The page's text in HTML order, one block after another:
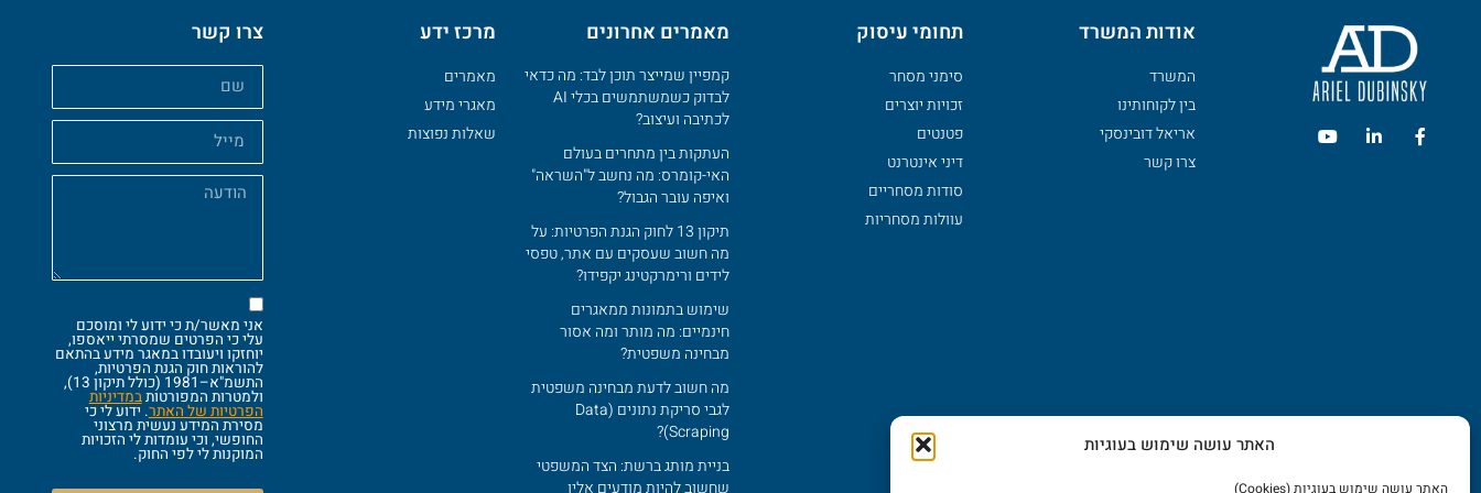
האתר עושה שימוש בעוגיות
האתר עושה שימוש בעוגיות (Cookies)
אודות המשרד
המשרד
בין לקוחותינו
אריאל דובינסקי
צרו קשר
תחומי עיסוק
סימני מסחר
זכויות יוצרים
פטנטים
דיני אינטרנט
סודות מסחריים
עוולות מסחריות
מאמרים אחרונים
קמפיין שמייצר תוכן לבד: מה כדאי
לבדוק כשמשתמשים בכלי AI
לכתיבה ועיצוב?
העתקות בין מתחרים בעולם
האי-קומרס: מה נחשב ל"השראה"
ואיפה עובר הגבול?
תיקון 13 לחוק הגנת הפרטיות: על
מה חשוב שעסקים עם אתר‚ טפסי
לידים ורימרקטינג יקפידו?
שימוש בתמונות ממאגרים
חינמיים: מה מותר ומה אסור
מבחינה משפטית?
מה חשוב לדעת מבחינה משפטית
לגבי סריקת נתונים (Data
Scraping)?
בניית מותג ברשת: הצד המשפטי
שחשוב להיות מודעים אליו
מרכז ידע
מאמרים
מאגרי מידע
שאלות נפוצות
צרו קשר
אני מאשר/ת כי ידוע לי ומוסכם
עלי כי הפרטים שמסרתי ייאספו,
יוחזקו ויעובדו במאגר מידע בהתאם
להוראות חוק הגנת הפרטיות,
התשמ"א–1981 (כולל תיקון 13),
ולמטרות המפורטותבמדיניות
הפרטיות של האתר. ידוע לי כי
מסירת המידע נעשית מרצוני
החופשי, וכי עומדות לי הזכויות
המוקנות לי לפי החוק.